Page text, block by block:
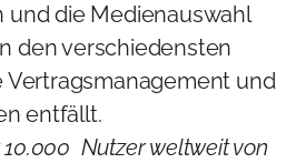
und die Medienauswahl
den verschiedensten
und
entfällt.
Nutzer weltweit von